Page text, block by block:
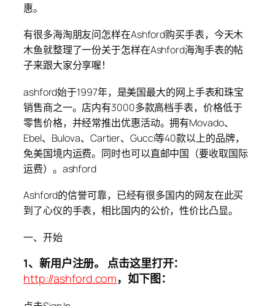
惠。
有很多海淘朋友问怎样在Ashford购买手表，今天木
木鱼就整理了一份关于怎样在Ashford海淘手表的帖
子来跟大家分享喔！
ashford始于1997年，是美国最大的网上手表和珠宝
销售商之一。店内有3000多款高档手表，价格低于
零售价格，并经常推出优惠活动。拥有Movado、
Ebel、Bulova、Cartier、Gucci等40款以上的品牌，
免美国境内运费。同时也可以直邮中国（要收取国际
运费）。ashford
Ashford的信誉可靠，已经有很多国内的网友在此买
到了心仪的手表，相比国内的公价，性价比凸显。
一、开始
1、新用户注册。 点击这里打开：
http://ashford.com，如下图：